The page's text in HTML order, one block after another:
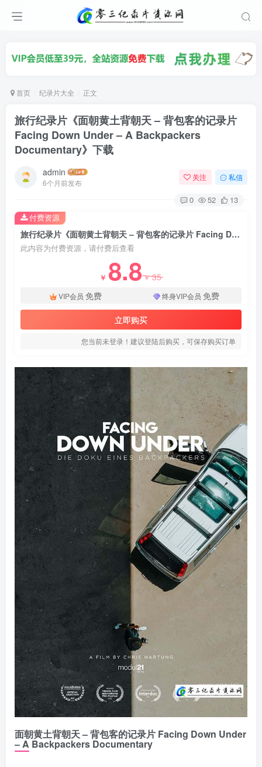
首页 纪录片大全 正文
旅行纪录片《面朝黄土背朝天 – 背包客的记录片
Facing Down Under – A Backpackers
Documentary》下载
admin
6个月前发布
关注 私信
0 52 13
旅行纪录片《面朝黄土背朝天 – 背包客的记录片 Facing Down Under – A Backpackers Documentary》下载
此内容为付费资源，请付费后查看
￥ 8.8￥35
VIP会员 免费 终身VIP会员 免费
立即购买
您当前未登录！建议登陆后购买，可保存购买订单
付费资源
面朝黄土背朝天 – 背包客的记录片 Facing Down Under
– A Backpackers Documentary